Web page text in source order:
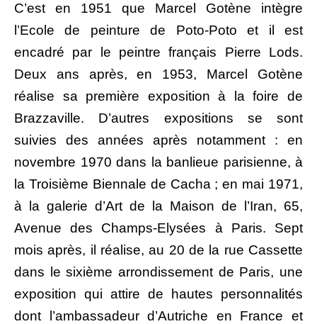
C’est en 1951 que Marcel Gotène intègre
l’Ecole de peinture de Poto-Poto et il est
encadré par le peintre français Pierre Lods.
Deux ans après, en 1953, Marcel Gotène
réalise sa première exposition à la foire de
Brazzaville. D’autres expositions se sont
suivies des années après notamment : en
novembre 1970 dans la banlieue parisienne, à
la Troisième Biennale de Cacha ; en mai 1971,
à la galerie d’Art de la Maison de l’Iran, 65,
Avenue des Champs-Elysées à Paris. Sept
mois après, il réalise, au 20 de la rue Cassette
dans le sixième arrondissement de Paris, une
exposition qui attire de hautes personnalités
dont l’ambassadeur d’Autriche en France et